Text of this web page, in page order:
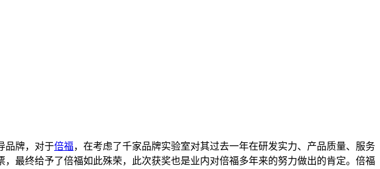
品牌，对于倍福，在考虑了千家品牌实验室对其过去一年在研发实力、产品质量、服务
最终给予了倍福如此殊荣，此次获奖也是业内对倍福多年来的努力做出的肯定。倍福